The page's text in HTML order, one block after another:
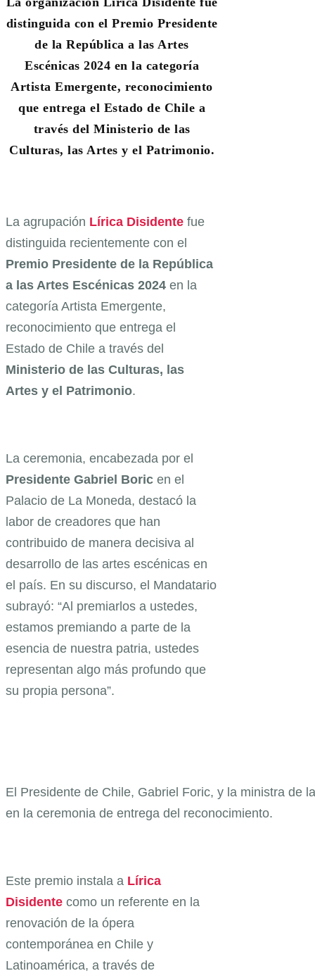
distinguida con el Premio Presidente
de la República a las Artes
Escénicas 2024 en la categoría
Artista Emergente, reconocimiento
que entrega el Estado de Chile a
través del Ministerio de las
Culturas, las Artes y el Patrimonio.
La agrupación Lírica Disidente fue
distinguida recientemente con el
Premio Presidente de la República
a las Artes Escénicas 2024 en la
categoría Artista Emergente,
reconocimiento que entrega el
Estado de Chile a través del
Ministerio de las Culturas, las
Artes y el Patrimonio.
La ceremonia, encabezada por el
Presidente Gabriel Boric en el
Palacio de La Moneda, destacó la
labor de creadores que han
contribuido de manera decisiva al
desarrollo de las artes escénicas en
el país. En su discurso, el Mandatario
subrayó: “Al premiarlos a ustedes,
estamos premiando a parte de la
esencia de nuestra patria, ustedes
representan algo más profundo que
su propia persona”.
El Presidente de Chile, Gabriel Foric, y la ministra de
en la ceremonia de entrega del reconocimiento.
Este premio instala a Lírica
Disidente como un referente en la
renovación de la ópera
contemporánea en Chile y
Latinoamérica, a través de